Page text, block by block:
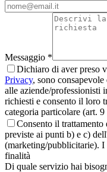
Messaggio *
Dichiaro di aver preso
Privacy, sono
alle aziende/professionisti
richiesti e consento il loro
categoria particolare (art.
Consento il
previste ai punti b) e c)
(marketing/pubblicitarie). I
finalità
Di quale servizio hai